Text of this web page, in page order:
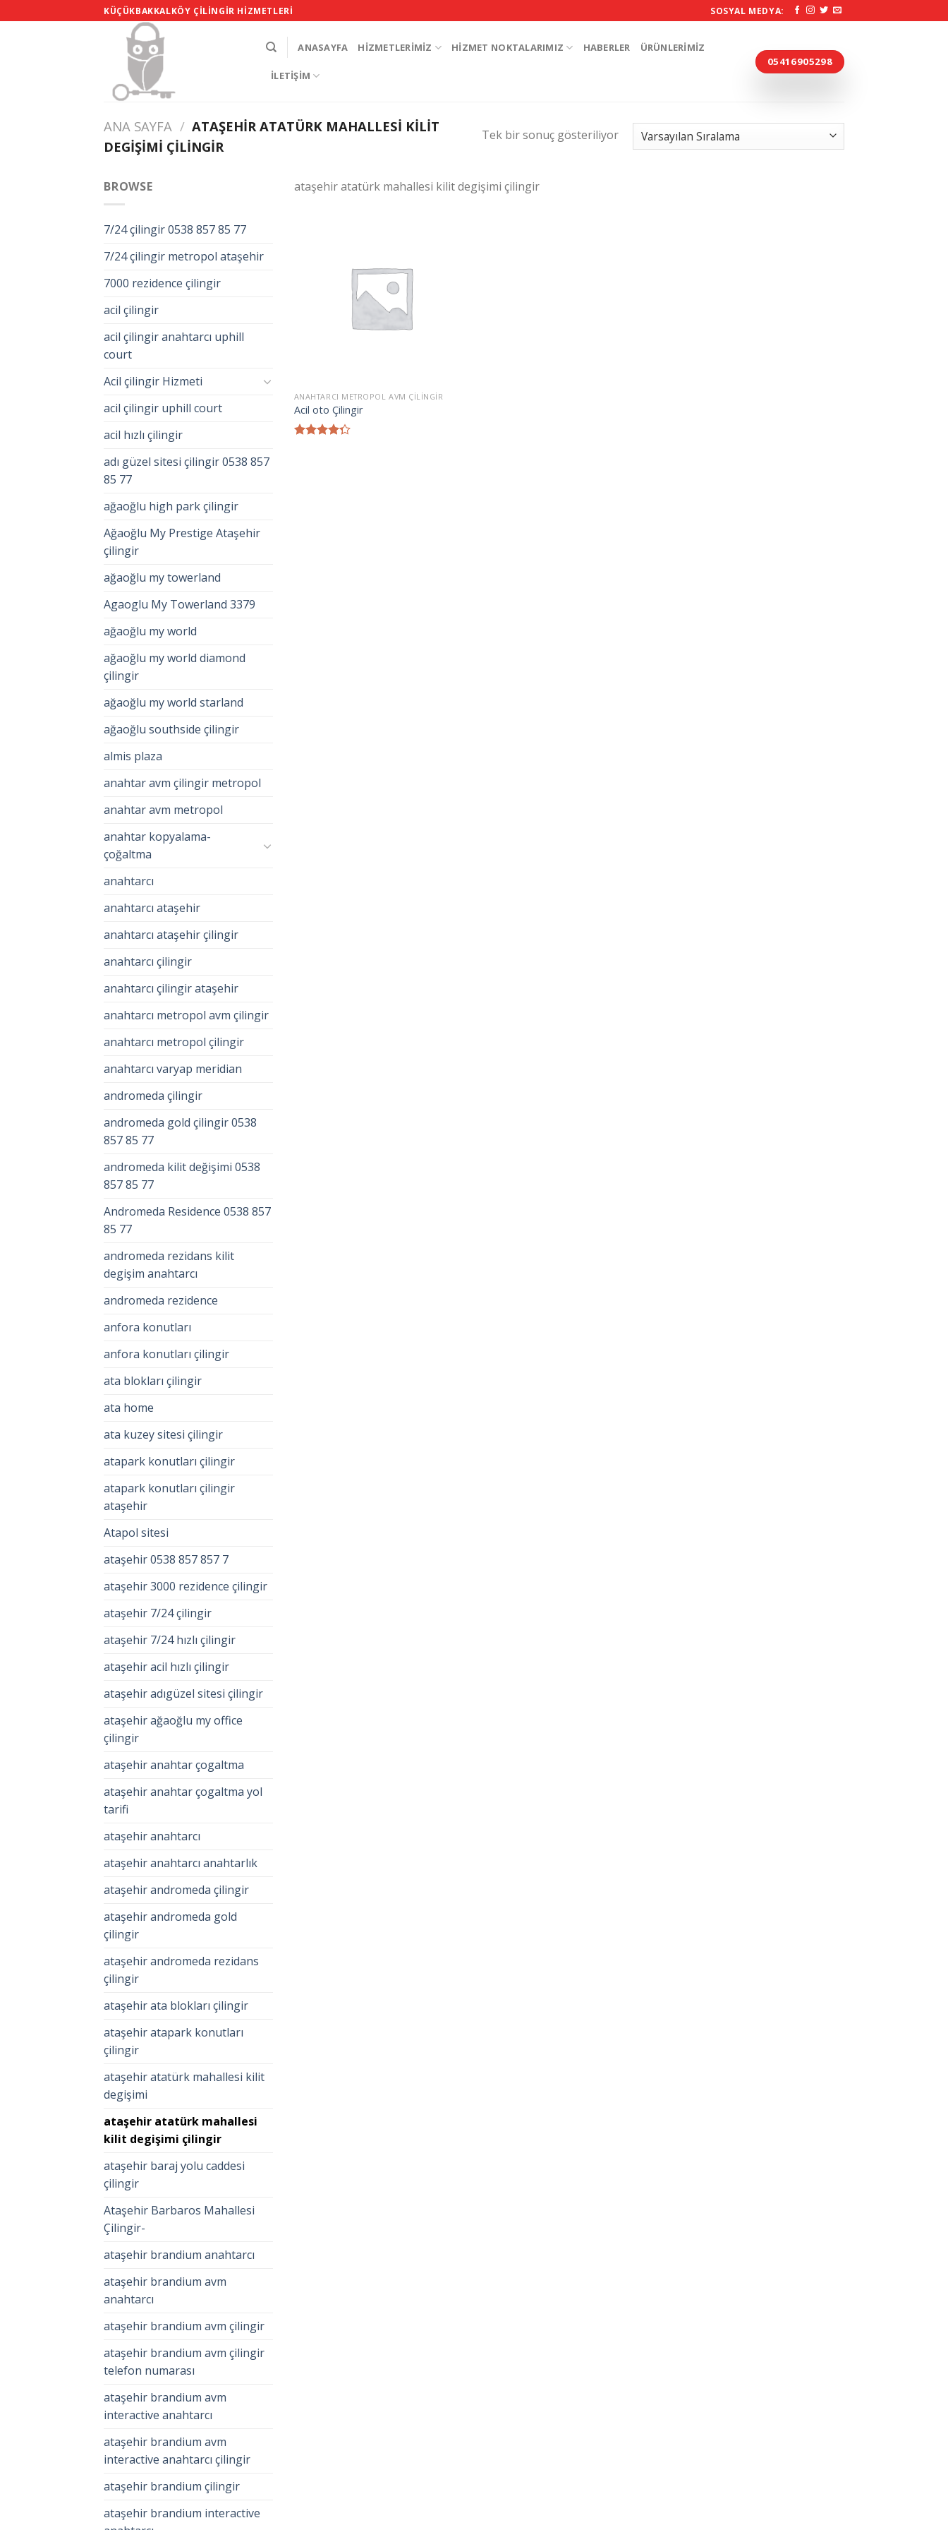
to
KÜÇÜKBAKKALKÖY ÇILINGIR HIZMETLERI SOSYAL MEDYA:
ANASAYFA HIZMETLERIMIZ HIZMET NOKTALARIMIZ HABERLER ÜRÜNLERIMIZ
İLETIŞIM
05416905298
ANA SAYFA / ATAŞEHIR ATATÜRK MAHALLESI KILIT
DEGIŞIMI ÇILINGIR
Tek bir sonuç gösteriliyor
BROWSE
7/24 çilingir 0538 857 85 77
7/24 çilingir metropol ataşehir
7000 rezidence çilingir
acil çilingir
acil çilingir anahtarcı uphill
court
Acil çilingir Hizmeti
acil çilingir uphill court
acil hızlı çilingir
adı güzel sitesi çilingir 0538 857
85 77
ağaoğlu high park çilingir
Ağaoğlu My Prestige Ataşehir
çilingir
ağaoğlu my towerland
Agaoglu My Towerland 3379
ağaoğlu my world
ağaoğlu my world diamond
çilingir
ağaoğlu my world starland
ağaoğlu southside çilingir
almis plaza
anahtar avm çilingir metropol
anahtar avm metropol
anahtar kopyalama-
çoğaltma
anahtarcı
anahtarcı ataşehir
anahtarcı ataşehir çilingir
anahtarcı çilingir
anahtarcı çilingir ataşehir
anahtarcı metropol avm çilingir
anahtarcı metropol çilingir
anahtarcı varyap meridian
andromeda çilingir
andromeda gold çilingir 0538
857 85 77
andromeda kilit değişimi 0538
857 85 77
Andromeda Residence 0538 857
85 77
andromeda rezidans kilit
degişim anahtarcı
andromeda rezidence
anfora konutları
anfora konutları çilingir
ata blokları çilingir
ata home
ata kuzey sitesi çilingir
atapark konutları çilingir
atapark konutları çilingir
ataşehir
Atapol sitesi
ataşehir 0538 857 857 7
ataşehir 3000 rezidence çilingir
ataşehir 7/24 çilingir
ataşehir 7/24 hızlı çilingir
ataşehir acil hızlı çilingir
ataşehir adıgüzel sitesi çilingir
ataşehir ağaoğlu my office
çilingir
ataşehir anahtar çogaltma
ataşehir anahtar çogaltma yol
tarifi
ataşehir anahtarcı
ataşehir anahtarcı anahtarlık
ataşehir andromeda çilingir
ataşehir andromeda gold
çilingir
ataşehir andromeda rezidans
çilingir
ataşehir ata blokları çilingir
ataşehir atapark konutları
çilingir
ataşehir atatürk mahallesi kilit
degişimi
ataşehir atatürk mahallesi
kilit degişimi çilingir
ataşehir baraj yolu caddesi
çilingir
Ataşehir Barbaros Mahallesi
Çilingir-
ataşehir brandium anahtarcı
ataşehir brandium avm
anahtarcı
ataşehir brandium avm çilingir
ataşehir brandium avm çilingir
telefon numarası
ataşehir brandium avm
interactive anahtarcı
ataşehir brandium avm
interactive anahtarcı çilingir
ataşehir brandium çilingir
ataşehir brandium interactive
ataşehir atatürk mahallesi kilit degişimi çilingir
ANAHTARCI METROPOL AVM ÇILINGIR
Acil oto Çilingir